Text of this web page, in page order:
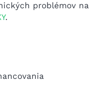
problémov na
.